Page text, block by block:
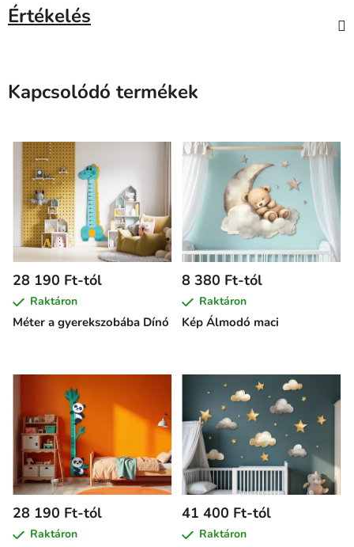
Értékelés
Kapcsolódó termékek
Méter a gyerekszobába Dínó
28 190 Ft-tól
Raktáron
Kép Álmodó maci
8 380 Ft-tól
Raktáron
28 190 Ft-tól
Raktáron
41 400 Ft-tól
Raktáron